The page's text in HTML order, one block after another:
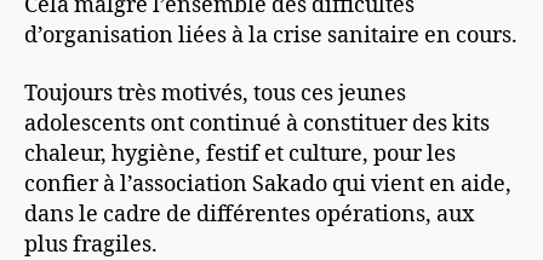
Cela malgré l’ensemble des difficultés
d’organisation liées à la crise sanitaire en cours.
Toujours très motivés, tous ces jeunes
adolescents ont continué à constituer des kits
chaleur, hygiène, festif et culture, pour les
confier à l’association Sakado qui vient en aide,
dans le cadre de différentes opérations, aux
plus fragiles.